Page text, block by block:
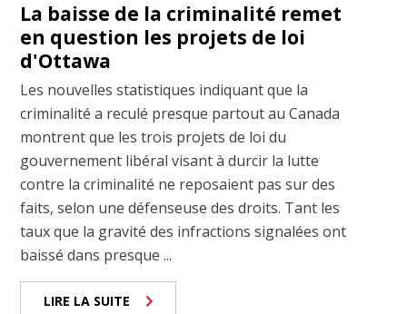
La baisse de la criminalité remet
en question les projets de loi
d'Ottawa
Les nouvelles statistiques indiquant que la
criminalité a reculé presque partout au Canada
montrent que les trois projets de loi du
gouvernement libéral visant à durcir la lutte
contre la criminalité ne reposaient pas sur des
faits, selon une défenseuse des droits. Tant les
taux que la gravité des infractions signalées ont
baissé dans presque ...
LIRE LA SUITE